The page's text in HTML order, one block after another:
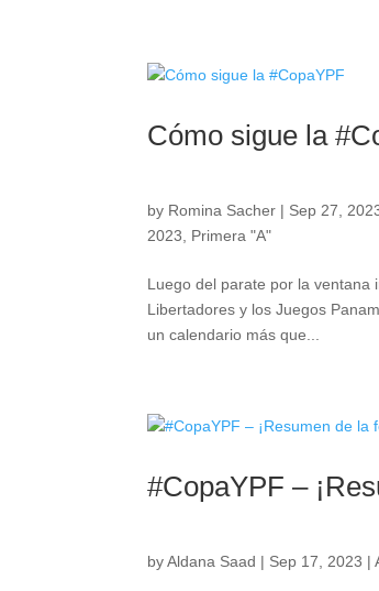
Cómo sigue la
by Romina Sacher | Sep 27,
2023
Primera "A"
Luego del parate por la ventana
Libertadores y los Juegos
un calendario más que...
#CopaYPF –
byAldana Saad | Sep 17, 2023 |